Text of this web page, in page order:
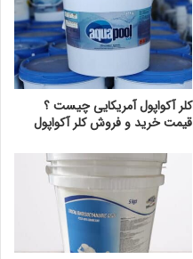
کلر آکواپول آمریکایی چیست ؟
قیمت خرید و فروش کلر آکواپول